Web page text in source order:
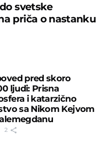
svetske
priča o nastanku
pred skoro
ljudi: Prisna
i katarzično
sa Nikom Kejvom
2